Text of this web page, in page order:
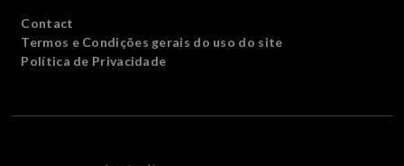
Contact
Termos e Condições gerais do uso do site
Política de Privacidade